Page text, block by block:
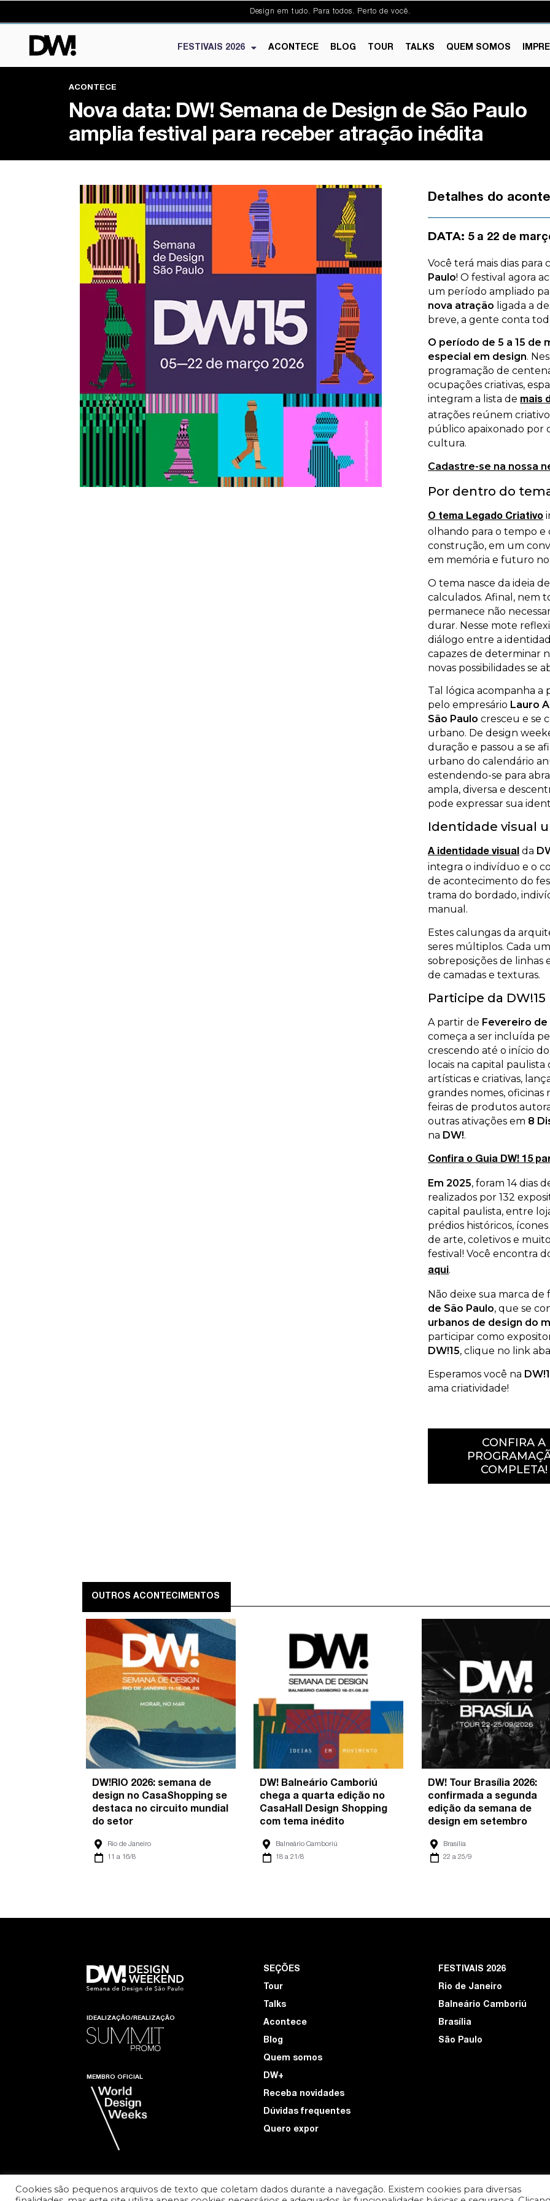
Design em tudo. Para todos. Perto de você.
FESTIVAIS 2026 ACONTECE BLOG TOUR TALKS QUEM SOMOS
ACONTECE
Nova data: DW! Semana de Design de São Paulo
amplia festival para receber atração inédita
Detalhes do
DATA: 5 a 22 de
Você terá mais dias para
Paulo! O festival agora
um período ampliado
nova atração ligada a
breve, a gente conta
O período de 5 a 15 de
especial em design.
programação de
ocupações criativas,
integram a lista de mais
atrações reúnem
público apaixonado por
cultura.
Cadastre-se na nossa
Por dentro do
O tema Legado Criativo
olhando para o tempo
construção, em um
em memória e futuro
O tema nasce da ideia
calculados. Afinal, nem
permanece não
durar. Nesse mote
diálogo entre a
capazes de determinar
novas possibilidades se
Tal lógica acompanha a
pelo empresário Lauro
São Paulo cresceu e se
urbano. De design
duração e passou a se
urbano do calendário
estendendo-se para
ampla, diversa e
pode expressar sua
Identidade visual
A identidade visual da
integra o indivíduo e o
de acontecimento do
trama do bordado,
manual.
Estes calungas da
seres múltiplos. Cada
sobreposições de linhas
de camadas e texturas.
Participe da DW!15
A partir de Fevereiro de
começa a ser incluída
crescendo até o início
locais na capital
artísticas e criativas,
grandes nomes, oficinas
feiras de produtos
outras ativações em 8
na DW!.
Confira o Guia DW! 15
Em 2025, foram 14 dias
realizados por 132
capital paulista, entre
prédios históricos,
de arte, coletivos e
festival! Você encontra
aqui.
Não deixe sua marca
de São Paulo, que se
urbanos de design do
participar como
DW!15, clique no link
Esperamos você na
ama criatividade!
CONFIRA A
COMPLETA!
OUTROS ACONTECIMENTOS
DW!RIO 2026: semana de
design no CasaShopping se
destaca no circuito mundial
do setor
Rio de Janeiro
11 a 16/8
DW! Balneário Camboriú
chega a quarta edição no
CasaHall Design Shopping
com tema inédito
Balneário Camboriú
18 a 21/8
DW! Tour Brasília 2026:
confirmada a segunda
edição da semana de
design em setembro
Brasília
22 a 25/9
IDEALIZAÇÃO/REALIZAÇÃO
MEMBRO OFICIAL
SEÇÕES
Tour
Talks
Acontece
Blog
Quem somos
DW+
Receba novidades
Dúvidas frequentes
Quero expor
FESTIVAIS 2026
Rio de Janeiro
Balneário Camboriú
Brasília
São Paulo
Cookies são pequenos arquivos de texto que coletam dados durante a navegação. Existem cookies para diversas